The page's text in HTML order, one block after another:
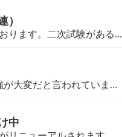
）
ります。二次試験がある...
大変だと言われていま...
中